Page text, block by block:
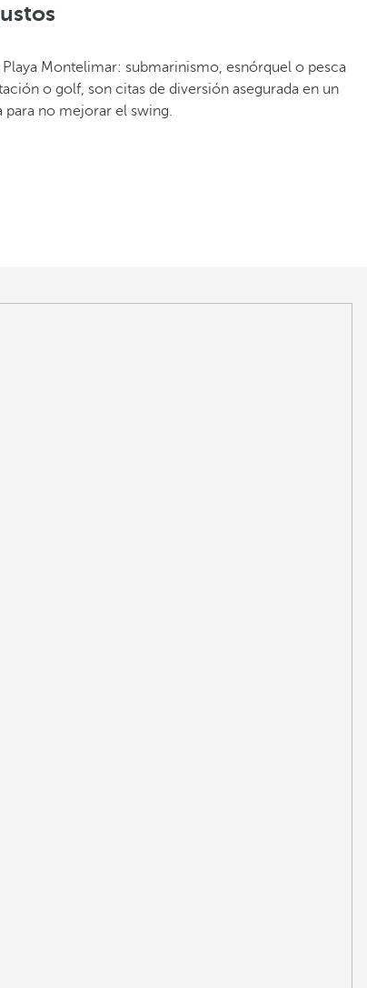
Montelimar: submarinismo, esnórquel o pesca
o golf, son citas de diversión asegurada en un
para no mejorar el swing.